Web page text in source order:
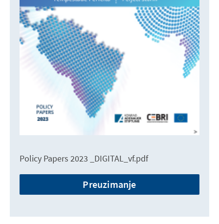
Policy Papers 2023 _DIGITAL_vf.pdf
Preuzimanje